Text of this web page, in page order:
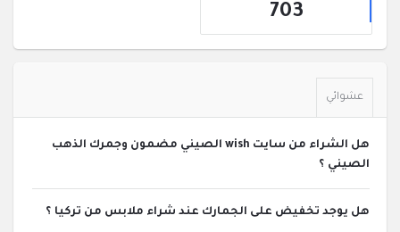
703
عشوائي
هل الشراء من سايت wish الصيني مضمون وجمرك الذهب
الصيني ؟
هل يوجد تخفيض على الجمارك عند شراء ملابس من تركيا ؟